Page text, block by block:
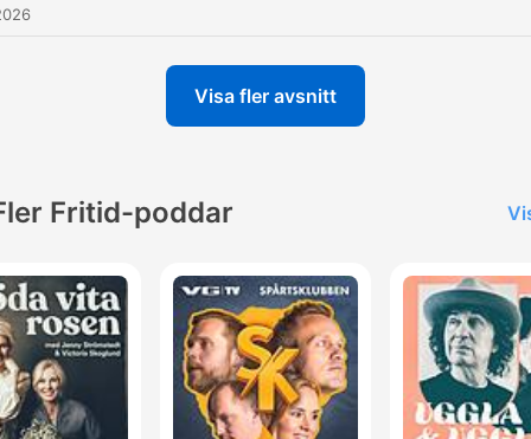
Visa fler avsnitt
Fritid-poddar